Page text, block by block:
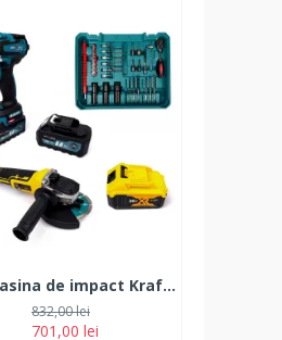
Set Masina de impact KraftWorld și Flex German Meister 4 Acumulatori 36v, 2 încărcătoare și 38 accesorii
701,00 lei
832,00 lei